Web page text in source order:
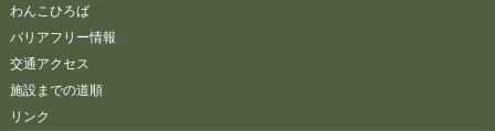
わんこひろば
バリアフリー情報
交通アクセス
施設までの道順
リンク